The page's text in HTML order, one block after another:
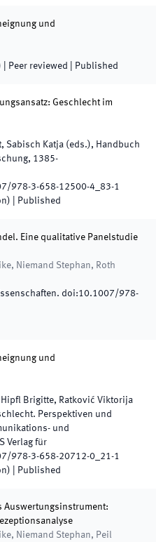
und
| Peer reviewed Published
Geschlecht im
Sabisch Katja (eds.), Handbuch
, 1385-
978-3-658-12500-4_83-1
Published
Eine qualitative Panelstudie
Niemand Stephan, Roth
. doi:10.1007/978-
und
Hipfl Brigitte, Ratković Viktorija
Perspektiven und
und
Verlag für
978-3-658-20712-0_21-1
Published
Auswertungsinstrument:
Niemand Stephan, Peil